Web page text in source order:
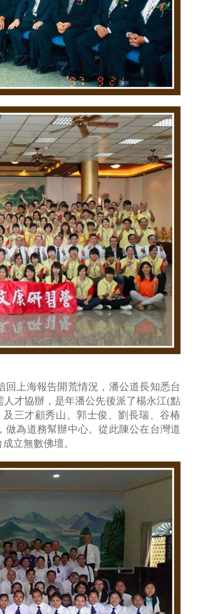
上海報告開荒情況，潘公道長知悉台
才協辦，是年潘公先後派了楊永江(點
三才顧秀山、郭士俊、劉長瑞、谷椿
為道務幫辦中心。從此陳公在台灣道
立無數佛壇。